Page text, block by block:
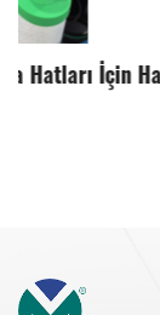
Wuxi
Fiyatla